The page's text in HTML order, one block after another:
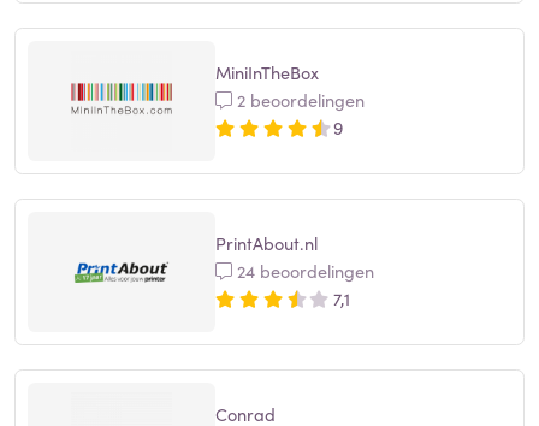
MiniInTheBox
2 beoordelingen
9
PrintAbout.nl
24 beoordelingen
7,1
Conrad